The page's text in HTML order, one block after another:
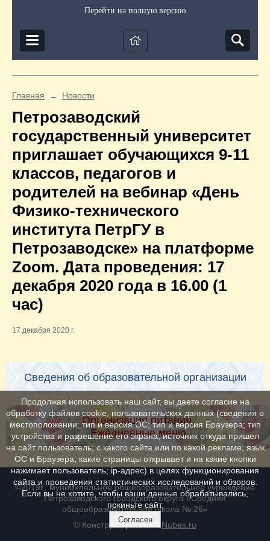
Перейти на полную версию
Главная → Новости
Петрозаводский
государственный университет
приглашает обучающихся 9-11
классов, педагогов и
родителей на вебинар «День
Физико-технического
института ПетрГУ в
Петрозаводске» на платформе
Zoom. Дата проведения: 17
декабря 2020 года в 16.00 (1
час)
17 декабря 2020 г.
Сведения об образовательной организации
Организация питания.
Ежедневные меню
©2019г., муниципальное общеобразовательное учреждение
Петрозаводского городского округа «Средняя
общеобразовательная школа № 26»
© Конструктор сайтовNubex.ru
Продолжая использовать наш сайт, вы даете согласие на
обработку файлов cookie, пользовательских данных (сведения о
местоположении; тип и версия ОС; тип и версия Браузера; тип
устройства и разрешение его экрана; источник откуда пришел
на сайт пользователь; с какого сайта или по какой рекламе; язык
ОС и Браузера; какие страницы открывает и на какие кнопки
нажимает пользователь; ip-адрес) в целях функционирования
сайта и проведения статистических исследований и обзоров.
Если вы не хотите, чтобы ваши данные обрабатывались,
покиньте сайт.
Согласен